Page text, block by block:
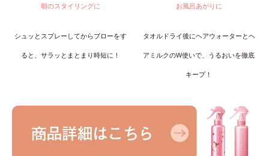
朝のスタイリングに
シュッとスプレーしてからブローをす
ると、サラッとまとまり時短に！
お風呂あがりに
タオルドライ後にヘアウォーターとヘ
アミルクのW使いで、うるおいを徹底
キープ！